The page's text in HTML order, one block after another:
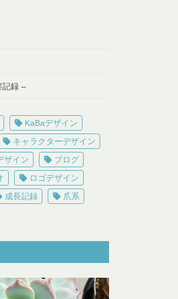
記録 –
KaBaデザイン
キャラクターデザイン
ザイン
ブログ
ロゴデザイン
成長記録
爪系